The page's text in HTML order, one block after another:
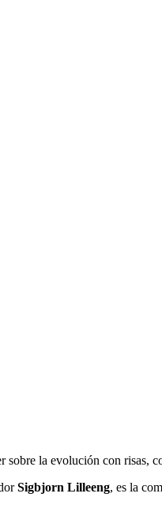
sobre la evolución con risas,
Sigbjorn Lilleeng, es la